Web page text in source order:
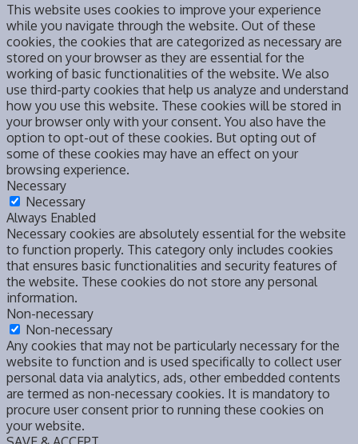
This website uses cookies to improve your experience
while you navigate through the website. Out of these
cookies, the cookies that are categorized as necessary are
stored on your browser as they are essential for the
working of basic functionalities of the website. We also
use third-party cookies that help us analyze and understand
how you use this website. These cookies will be stored in
your browser only with your consent. You also have the
option to opt-out of these cookies. But opting out of
some of these cookies may have an effect on your
browsing experience.
Necessary
Necessary
Always Enabled
Necessary cookies are absolutely essential for the website
to function properly. This category only includes cookies
that ensures basic functionalities and security features of
the website. These cookies do not store any personal
information.
Non-necessary
Non-necessary
Any cookies that may not be particularly necessary for the
website to function and is used specifically to collect user
personal data via analytics, ads, other embedded contents
are termed as non-necessary cookies. It is mandatory to
procure user consent prior to running these cookies on
your website.